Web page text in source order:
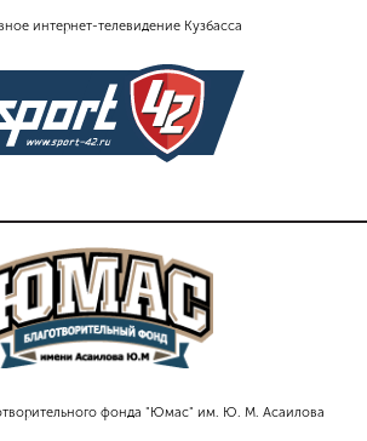
интернет-телевидение Кузбасса
фонда "Юмас" им. Ю. М. Асаилова